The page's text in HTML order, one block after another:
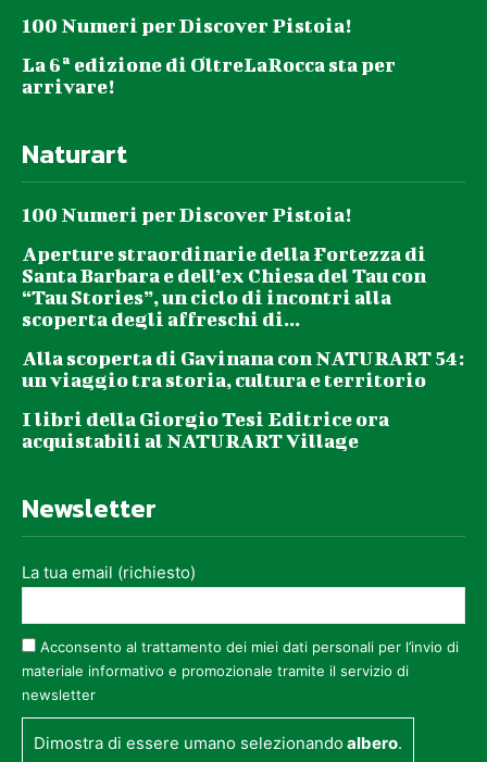
100 Numeri per Discover Pistoia!
La 6ª edizione di OltreLaRocca sta per
arrivare!
Naturart
100 Numeri per Discover Pistoia!
Aperture straordinarie della Fortezza di
Santa Barbara e dell’ex Chiesa del Tau con
“Tau Stories”, un ciclo di incontri alla
scoperta degli affreschi di...
Alla scoperta di Gavinana con NATURART 54:
un viaggio tra storia, cultura e territorio
I libri della Giorgio Tesi Editrice ora
acquistabili al NATURART Village
Newsletter
La tua email (richiesto)
Acconsento al trattamento dei miei dati personali per l’invio di
materiale informativo e promozionale tramite il servizio di
newsletter
Dimostra di essere umano selezionandoalbero.